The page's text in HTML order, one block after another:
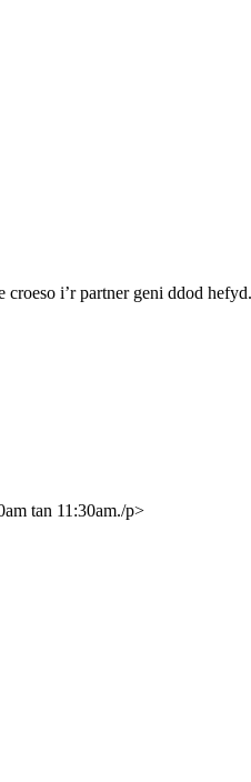
i’r partner geni ddod hefyd.
tan 11:30am./p>